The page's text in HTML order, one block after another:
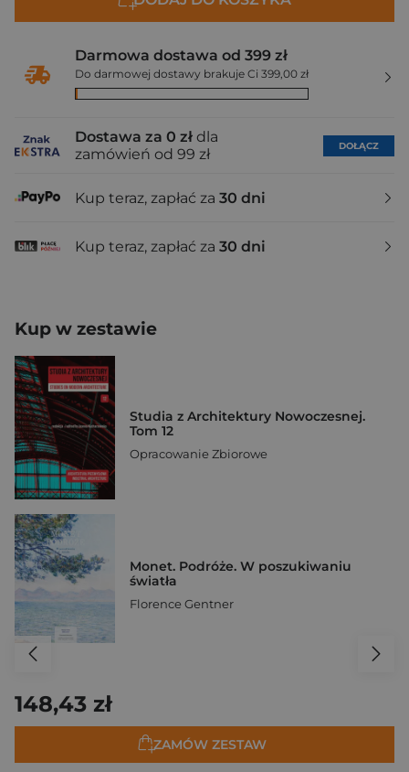
Darmowa dostawa od 399 zł
Do darmowej dostawy brakuje Ci 399,00 zł
Dostawa za 0 zł dla
zamówień od 99 zł
DOŁĄCZ
Kup teraz, zapłać za 30 dni
Kup teraz, zapłać za 30 dni
Kup w zestawie
Studia z Architektury Nowoczesnej.
Tom 12
Opracowanie Zbiorowe
Monet. Podróże. W poszukiwaniu
światła
Florence Gentner
148,43 zł
ZAMÓW ZESTAW